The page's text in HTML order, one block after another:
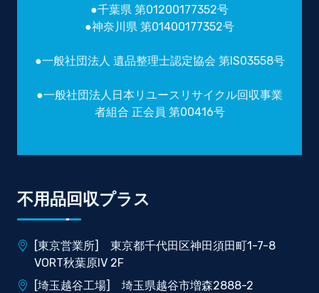
●千葉県 第01200177352号
●神奈川県 第01400177352号
●一般社団法人 遺品整理士認定協会 第IS03558号
●一般社団法人日本リユースリサイクル回収事業
者組合 正会員 第00416号
不用品回収プラス
[東京営業所] 東京都千代田区神田須田町1-7-8
VORT秋葉原IV 2F
[埼玉越谷工場] 埼玉県越谷市増森2888-2